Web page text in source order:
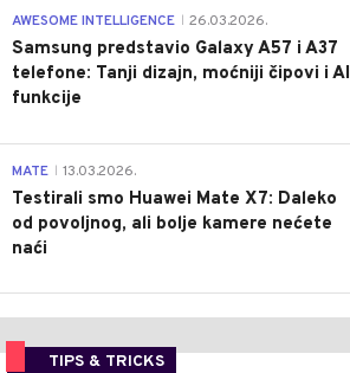
AWESOME INTELLIGENCE 26.03.2026.
Samsung predstavio Galaxy A57 i A37
telefone: Tanji dizajn, moćniji čipovi i AI
funkcije
MATE 13.03.2026.
Testirali smo Huawei Mate X7: Daleko
od povoljnog, ali bolje kamere nećete
naći
TIPS & TRICKS